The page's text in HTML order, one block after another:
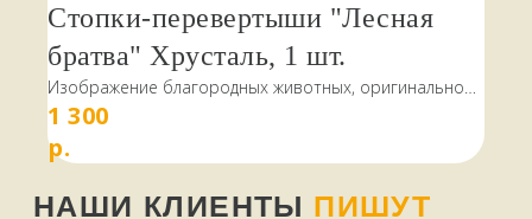
Стопки-перевертыши "Лесная
братва" Хрусталь, 1 шт.
Изображение благородных животных, оригинально
выполненная работа, выпил перевернул — ЗДОРОВО
и КРАСИВО.
В наборе представлены:
лиса
1 300
р.
КАК МЫ РАБОТАЕМ,